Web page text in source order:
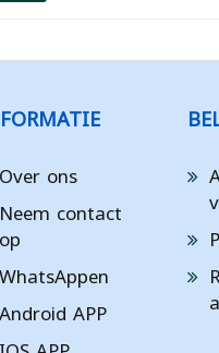
Over ons
Neem contact
op
WhatsAppen
Android APP